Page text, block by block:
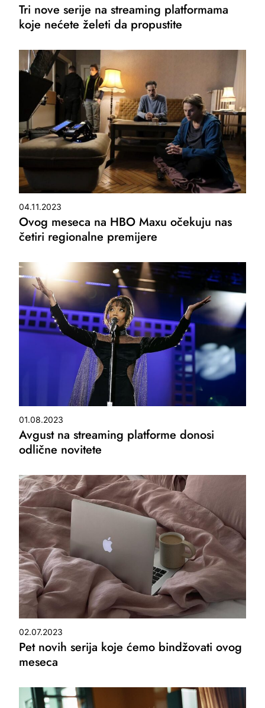
Tri nove serije na streaming platformama
koje nećete želeti da propustite
04.11.2023
Ovog meseca na HBO Maxu očekuju nas
četiri regionalne premijere
01.08.2023
Avgust na streaming platforme donosi
odlične novitete
02.07.2023
Pet novih serija koje ćemo bindžovati ovog
meseca